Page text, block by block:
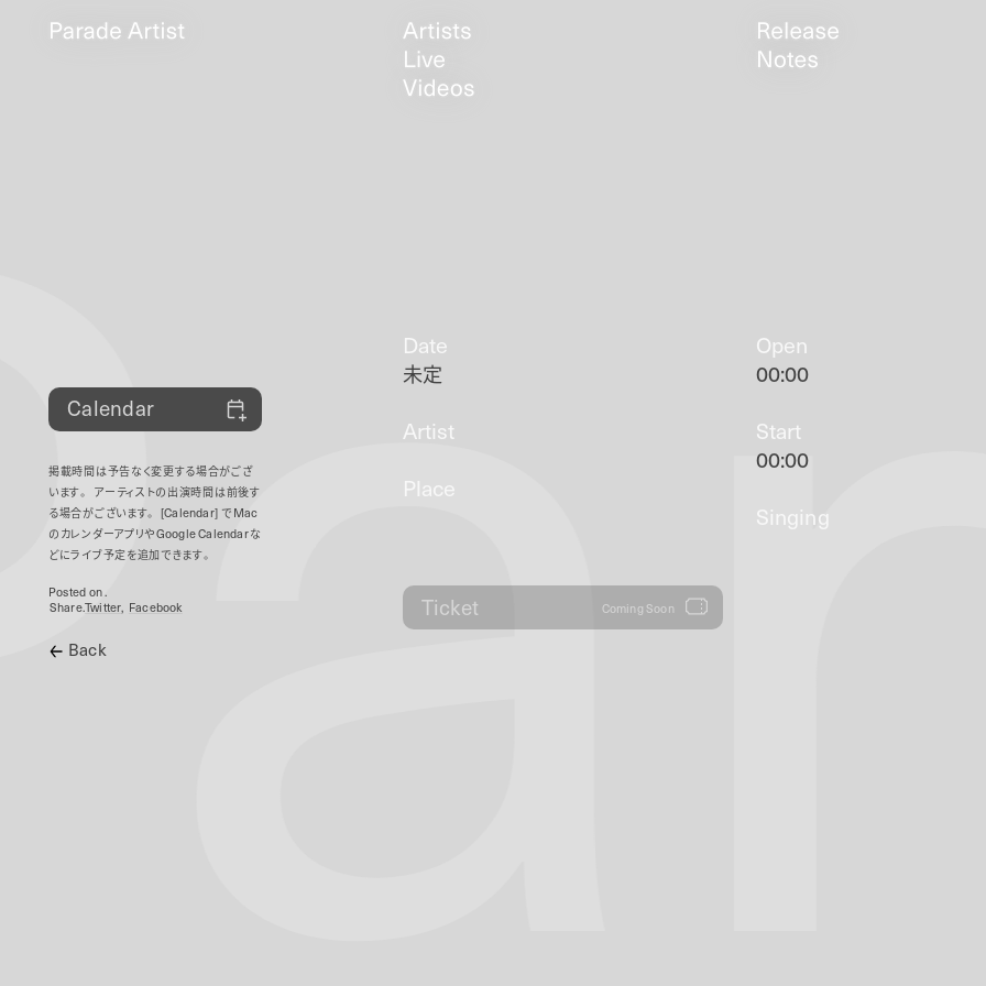
Calendar
掲載時間は予告なく変更する場合がござ
います。 アーティストの出演時間は前後す
る場合がございます。 [Calendar] で Mac
のカレンダーアプリやGoogle Calendarな
どにライブ予定を追加できます。
Posted on .
Share.Twitter Facebook
Back
Date
未定
Artist
Place
Open
00:00
Start
00:00
Singing
Ticket Coming Soon